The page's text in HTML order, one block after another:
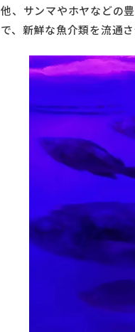
他、サンマやホヤなどの
で、新鮮な魚介類を流通